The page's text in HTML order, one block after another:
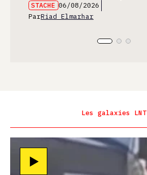
STACHE 06/08/2026
ParRiad Elmarhar
Les galaxies LNT